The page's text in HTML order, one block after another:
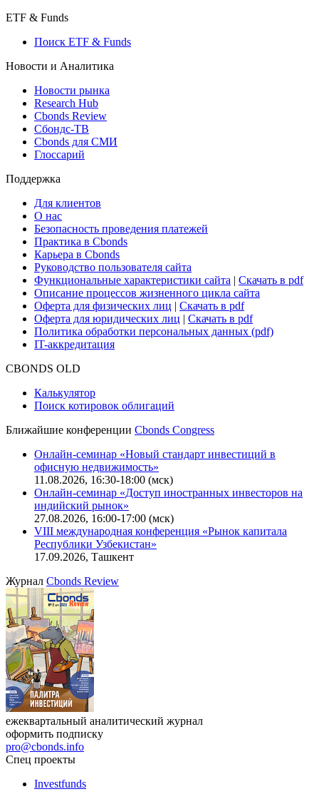
ETF & Funds
Поиск ETF & Funds
Новости и Аналитика
Новости рынка
Research Hub
Cbonds Review
Сбондс-ТВ
Cbonds для СМИ
Глоссарий
Поддержка
Для клиентов
О нас
Безопасность проведения платежей
Практика в Cbonds
Карьера в Cbonds
Руководство пользователя сайта
Функциональные характеристики сайта | Скачать в pdf
Описание процессов жизненного цикла сайта
Оферта для физических лиц | Скачать в pdf
Оферта для юридических лиц | Скачать в pdf
Политика обработки персональных данных (pdf)
IT-аккредитация
CBONDS OLD
Калькулятор
Поиск котировок облигаций
Ближайшие конференции Cbonds Congress
Онлайн-семинар «Новый стандарт инвестиций в
офисную недвижимость»
11.08.2026, 16:30-18:00 (мск)
Онлайн-семинар «Доступ иностранных инвесторов на
индийский рынок»
27.08.2026, 16:00-17:00 (мск)
VIII международная конференция «Рынок капитала
Республики Узбекистан»
17.09.2026, Ташкент
Журнал Cbonds Review
ежеквартальный аналитический журнал
оформить подписку
pro@cbonds.info
Спец проекты
Investfunds